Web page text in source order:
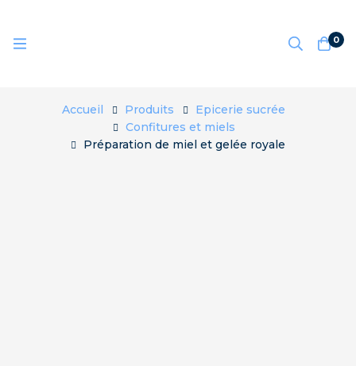
0
Accueil Produits
Epicerie sucrée
Confitures et miels
Préparation de miel et gelée royale